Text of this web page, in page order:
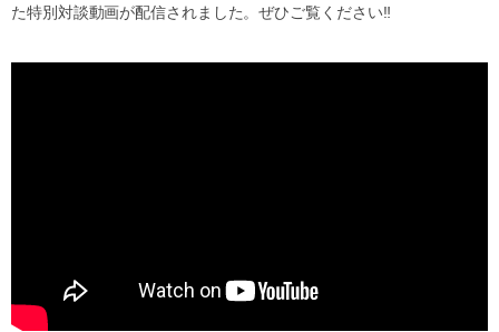
た特別対談動画が配信されました。ぜひご覧ください‼